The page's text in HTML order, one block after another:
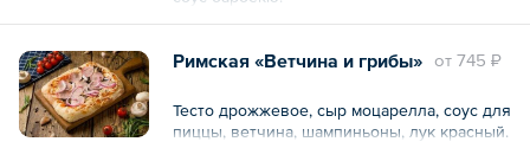
oт 745 ₽
Римская «Ветчина и грибы»
Тесто дрожжевое, сыр моцарелла, соус для
пиццы, ветчина, шампиньоны, лук красный.